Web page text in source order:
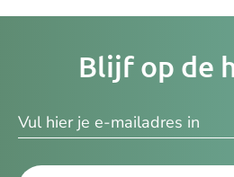
Blijf op de